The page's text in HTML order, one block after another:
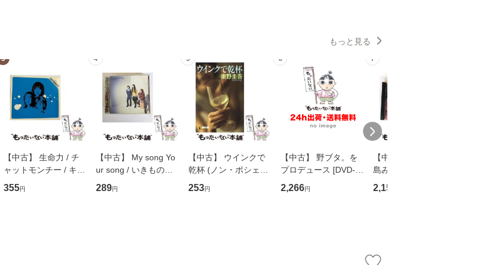
もっと見る
3
【中古】 生命力 / チ
ャットモンチー / キュ
ーンレコード [CD]
【メール便送料無料】
355円
4
【中古】 My song Yo
ur song / いきものが
かり / [CD]【メール便
送料無料】
289円
5
【中古】 ウインクで
乾杯 (ノン・ポシェッ
ト) / 東野圭吾 / 祥伝
社 [文庫]【メール便送
253円
6
【中古】 野ブタ。を
プロデュース [DVD-B
OX] / バップ [DVD]
【メール便送料無料】
2,266円
7
【中古】 寒水魚 / 中
島みゆき / [CD]【メー
ル便送料無料】
2,150